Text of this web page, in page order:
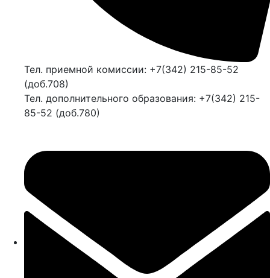
Тел. приемной комиссии: +7(342) 215-85-52
(доб.708)
Тел. дополнительного образования: +7(342) 215-
85-52 (доб.780)